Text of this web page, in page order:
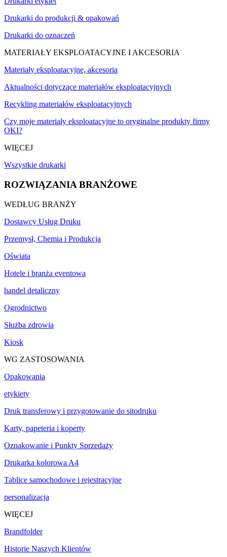
Drukarki do produkcji & opakowań
Drukarki do oznaczeń
MATERIAŁY EKSPLOATACYJNE I AKCESORIA
Materiały eksploatacyjne, akcesoria
Aktualności dotyczące materiałów eksploatacyjnych
Recykling materiałów eksploatacyjnych
Czy moje materiały eksploatacyjne to oryginalne produkty firmy
OKI?
WIĘCEJ
Wszystkie drukarki
ROZWIĄZANIA BRANŻOWE
WEDŁUG BRANŻY
Dostawcy Usług Druku
Przemysł, Chemia i Produkcja
Oświata
Hotele i branża eventowa
handel detaliczny
Ogrodnictwo
Służba zdrowia
Kiosk
WG ZASTOSOWANIA
Opakowania
etykiety
Druk transferowy i przygotowanie do sitodruku
Karty, papeteria i koperty
Oznakowanie i Punkty Sprzedaży
Drukarka kolorowa A4
Tablice samochodowe i rejestracyjne
personalizacja
WIĘCEJ
Brandfolder
Historie Naszych Klientów